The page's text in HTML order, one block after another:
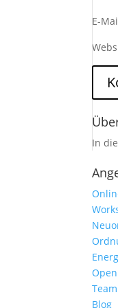
E-
In
Blog